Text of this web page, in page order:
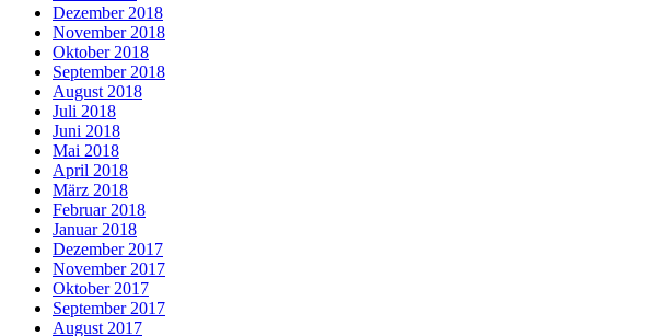
Dezember 2018
November 2018
Oktober 2018
September 2018
August 2018
Juli 2018
Juni 2018
Mai 2018
April 2018
März 2018
Februar 2018
Januar 2018
Dezember 2017
November 2017
Oktober 2017
September 2017
August 2017